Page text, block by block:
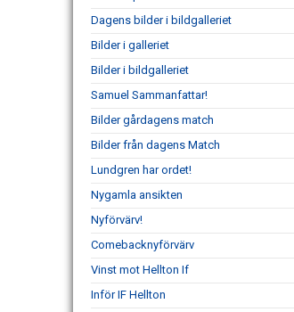
Dagens bilder i bildgalleriet
Bilder i galleriet
Bilder i bildgalleriet
Samuel Sammanfattar!
Bilder gårdagens match
Bilder från dagens Match
Lundgren har ordet!
Nygamla ansikten
Nyförvärv!
Comebacknyförvärv
Vinst mot Hellton If
Inför IF Hellton